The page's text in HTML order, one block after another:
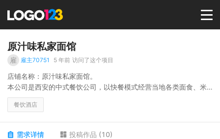
商标版权
原汁味私家面馆
雇 雇主70751 5 年前 访问了这个项目
店铺名称：原汁味私家面馆。
本公司是西安的中式餐饮公司，以快餐模式经营当地各类面食、米
饭套餐、小吃等，本公司本着以原汁原味的精选食材打造健康美味
的中式快餐为原则，诚信经营，为消费者负责。企业发展目标：打
餐饮酒店
需求详情 投稿作品 (10)